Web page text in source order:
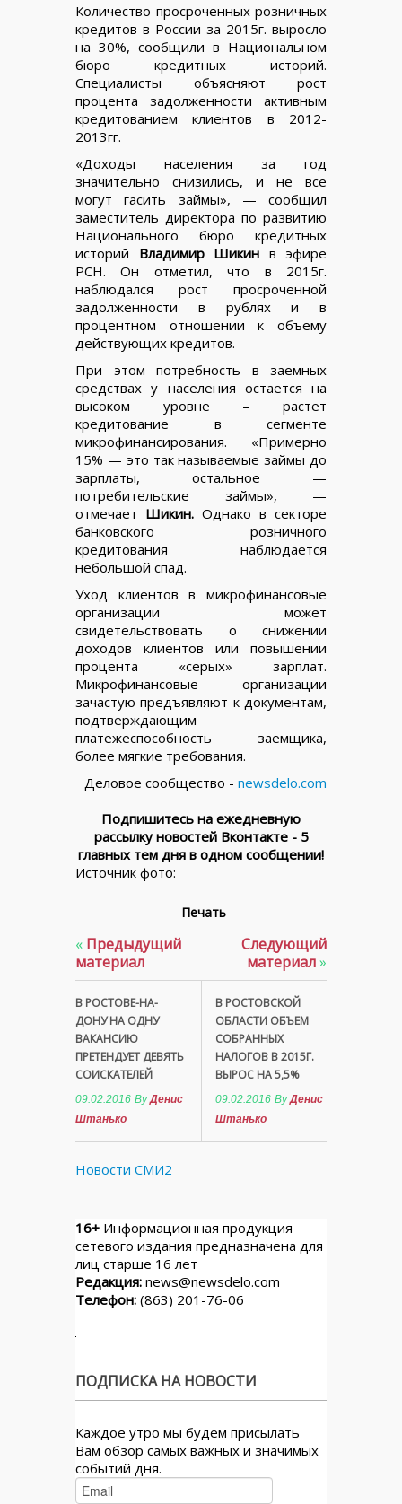
Количество просроченных розничных
кредитов в России за 2015г. выросло
на 30%, сообщили в Национальном
бюро кредитных историй.
Специалисты объясняют рост
процента задолженности активным
кредитованием клиентов в 2012-
2013гг.
«Доходы населения за год
значительно снизились, и не все
могут гасить займы», — сообщил
заместитель директора по развитию
Национального бюро кредитных
историй Владимир Шикин в эфире
РСН. Он отметил, что в 2015г.
наблюдался рост просроченной
задолженности в рублях и в
процентном отношении к объему
действующих кредитов.
При этом потребность в заемных
средствах у населения остается на
высоком уровне – растет
кредитование в сегменте
микрофинансирования. «Примерно
15% — это так называемые займы до
зарплаты, остальное —
потребительские займы», —
отмечает Шикин. Однако в секторе
банковского розничного
кредитования наблюдается
небольшой спад.
Уход клиентов в микрофинансовые
организации может
свидетельствовать о снижении
доходов клиентов или повышении
процента «серых» зарплат.
Микрофинансовые организации
зачастую предъявляют к документам,
подтверждающим
платежеспособность заемщика,
более мягкие требования.
Деловое сообщество - newsdelo.com
Подпишитесь на ежедневную
рассылку новостей Вконтакте - 5
главных тем дня в одном сообщении!
Источник фото:
Печать
« Предыдущий
материал
В РОСТОВЕ-НА-
ДОНУ НА ОДНУ
ВАКАНСИЮ
ПРЕТЕНДУЕТ ДЕВЯТЬ
СОИСКАТЕЛЕЙ
09.02.2016 ByДенис
Штанько
Следующий
материал»
В РОСТОВСКОЙ
ОБЛАСТИ ОБЪЕМ
СОБРАННЫХ
НАЛОГОВ В 2015Г.
ВЫРОС НА 5,5%
09.02.2016 ByДенис
Штанько
Новости СМИ2
16+ Информационная продукция
сетевого издания предназначена для
лиц старше 16 лет
Редакция: news@newsdelo.com
Телефон: (863) 201-76-06
ПОДПИСКА НА НОВОСТИ
Каждое утро мы будем присылать
Вам обзор самых важных и значимых
событий дня.